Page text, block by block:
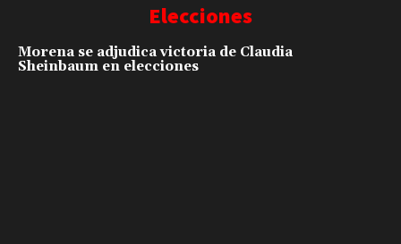
Elecciones
Morena se adjudica victoria de Claudia
Sheinbaum en elecciones